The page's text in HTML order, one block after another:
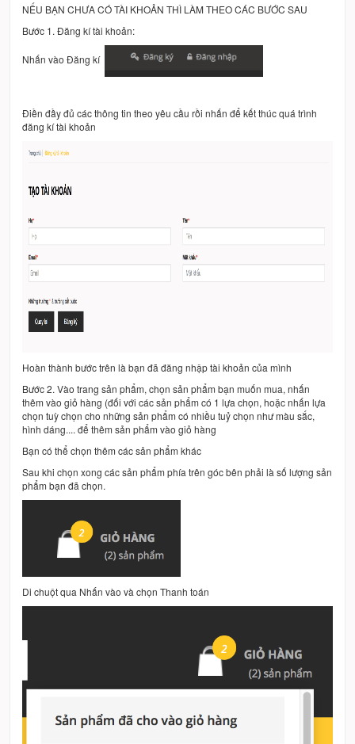
NẾU BẠN CHƯA CÓ TÀI KHOẢN THÌ LÀM THEO CÁC BƯỚC SAU
Bước 1. Đăng kí tài khoản:
Nhấn vào Đăng kí
Điền đầy đủ các thông tin theo yêu cầu rồi nhấn để kết thúc quá trình
đăng kí tài khoản
Hoàn thành bước trên là bạn đã đăng nhập tài khoản của mình
Bước 2. Vào trang sản phẩm, chọn sản phẩm bạn muốn mua, nhấn
thêm vào giỏ hàng (đối với các sản phẩm có 1 lựa chọn, hoặc nhấn lựa
chọn tuỳ chọn cho những sản phẩm có nhiều tuỷ chọn như màu sắc,
hình dáng.... để thêm sản phẩm vào giỏ hàng
Bạn có thể chọn thêm các sản phẩm khác
Sau khi chọn xong các sản phẩm phía trên góc bên phải là số lượng sản
phẩm bạn đã chọn.
Di chuột qua Nhấn vào và chọn Thanh toán